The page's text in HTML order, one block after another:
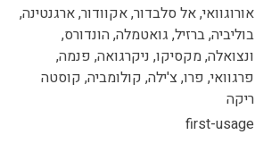
אורוגוואי, אל סלבדור, אקוודור, ארגנטינה,
בוליביה, ברזיל, גואטמלה, הונדורס,
ונצואלה, מקסיקו, ניקרגואה, פנמה,
פרגוואי, פרו, צ'ילה, קולומביה, קוסטה
ריקה
first-usage